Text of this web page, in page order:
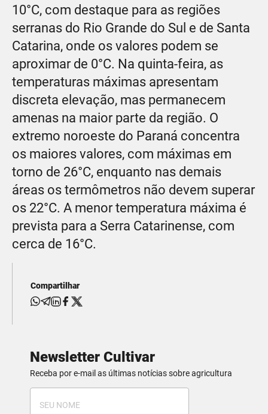
10°C, com destaque para as regiões
serranas do Rio Grande do Sul e de Santa
Catarina, onde os valores podem se
aproximar de 0°C. Na quinta-feira, as
temperaturas máximas apresentam
discreta elevação, mas permanecem
amenas na maior parte da região. O
extremo noroeste do Paraná concentra
os maiores valores, com máximas em
torno de 26°C, enquanto nas demais
áreas os termômetros não devem superar
os 22°C. A menor temperatura máxima é
prevista para a Serra Catarinense, com
cerca de 16°C.
Compartilhar
Newsletter Cultivar
Receba por e-mail as últimas notícias sobre agricultura